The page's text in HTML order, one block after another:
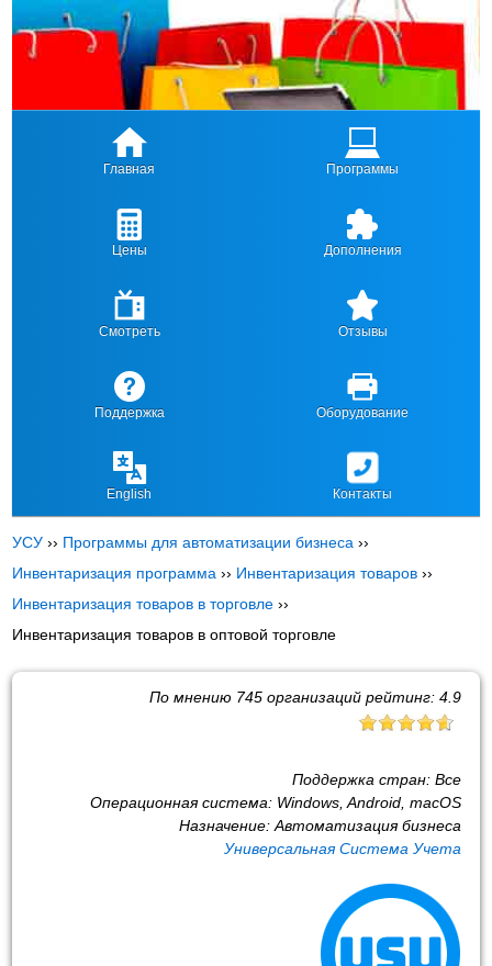
Главная Программы
Цены Дополнения
Смотреть Отзывы
Поддержка Оборудование
English Контакты
УСУ ›› Программы для автоматизации бизнеса ››
Инвентаризация программа ›› Инвентаризация товаров ››
Инвентаризация товаров в торговле ››
Инвентаризация товаров в оптовой торговле
По мнению 745организаций рейтинг: 4.9
Поддержка стран: Все
Операционная система: Windows, Android, macOS
Назначение: Автоматизация бизнеса
Универсальная Система Учета